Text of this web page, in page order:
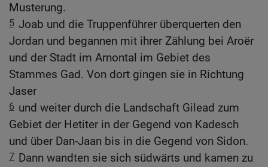
Musterung.
5 Joab und die Truppenführer überquerten den
Jordan und begannen mit ihrer Zählung bei Aroër
und der Stadt im Arnontal im Gebiet des
Stammes Gad. Von dort gingen sie in Richtung
Jaser
6 und weiter durch die Landschaft Gilead zum
Gebiet der Hetiter in der Gegend von Kadesch
und über Dan-Jaan bis in die Gegend von Sidon.
7 Dann wandten sie sich südwärts und kamen zu